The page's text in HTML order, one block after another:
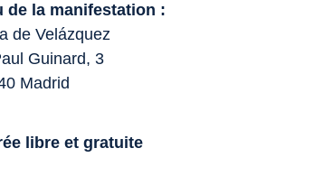
de la manifestation :
de Velázquez
Guinard, 3
Madrid
libre et gratuite